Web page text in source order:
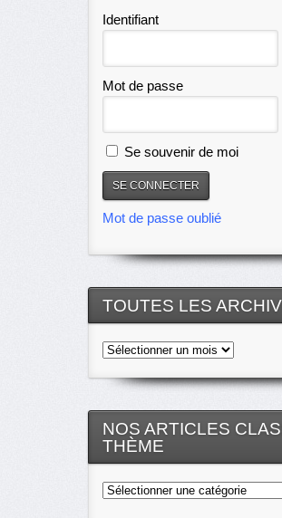
Identifiant
Mot de passe
Se souvenir de moi
Mot de passe oublié
TOUTES LES
Toutes
archives
NOS ARTICLES
THÈME
Nos